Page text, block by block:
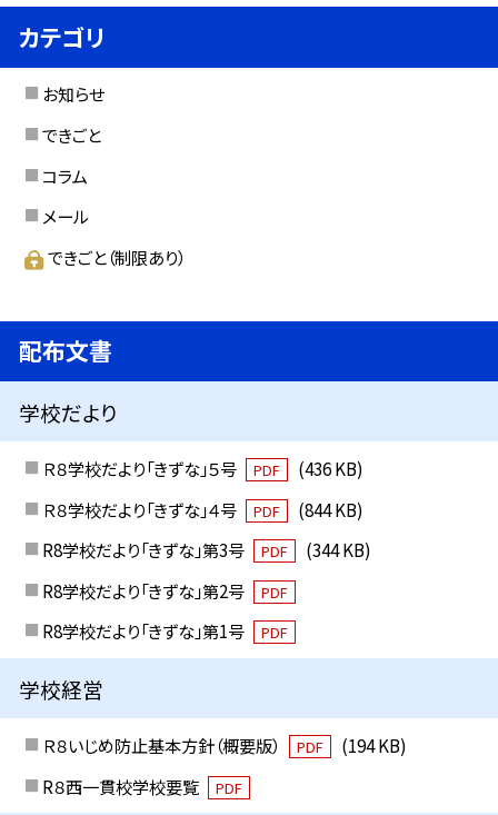
カテゴリ
お知らせ
できごと
コラム
メール
できごと（制限あり）
配布文書
学校だより
Ｒ８学校だより「きずな」５号 PDF
(436 KB)
Ｒ８学校だより「きずな」４号
PDF
(844 KB)
R8学校だより「きずな」第3号
PDF
(344 KB)
R8学校だより「きずな」第2号
PDF
R8学校だより「きずな」第1号 PDF
学校経営
Ｒ８いじめ防止基本方針（概要版） PDF
(194 KB)
R８西一貫校学校要覧
PDF